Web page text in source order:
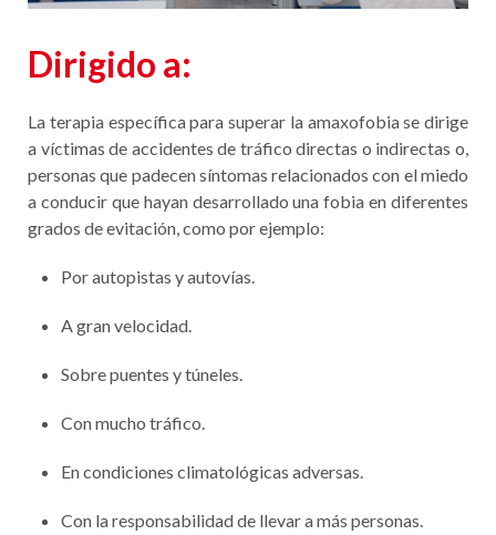
Dirigido a:
La terapia específica para superar la amaxofobia se dirige
a víctimas de accidentes de tráfico directas o indirectas o,
personas que padecen síntomas relacionados con el miedo
a conducir que hayan desarrollado una fobia en diferentes
grados de evitación, como por ejemplo:
Por autopistas y autovías.
A gran velocidad.
Sobre puentes y túneles.
Con mucho tráfico.
En condiciones climatológicas adversas.
Con la responsabilidad de llevar a más personas.